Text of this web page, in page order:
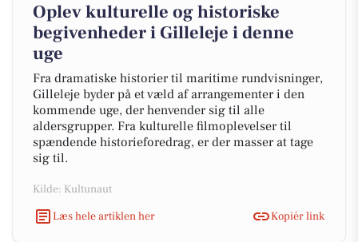
Oplev kulturelle og historiske
begivenheder i Gilleleje i denne
uge
Fra dramatiske historier til maritime rundvisninger,
Gilleleje byder på et væld af arrangementer i den
kommende uge, der henvender sig til alle
aldersgrupper. Fra kulturelle filmoplevelser til
spændende historieforedrag, er der masser at tage
sig til.
Kilde: Kultunaut
Læs hele artiklen her
Kopiér link